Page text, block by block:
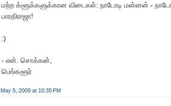
மற்ற க்ளூக்களுக்கான விடைகள்: நாடோடி மன்னன் -
பாரதிராஜா!
:)
- என். சொக்கன்,
பெங்களூர்
May 5, 2009 at 10:35 PM